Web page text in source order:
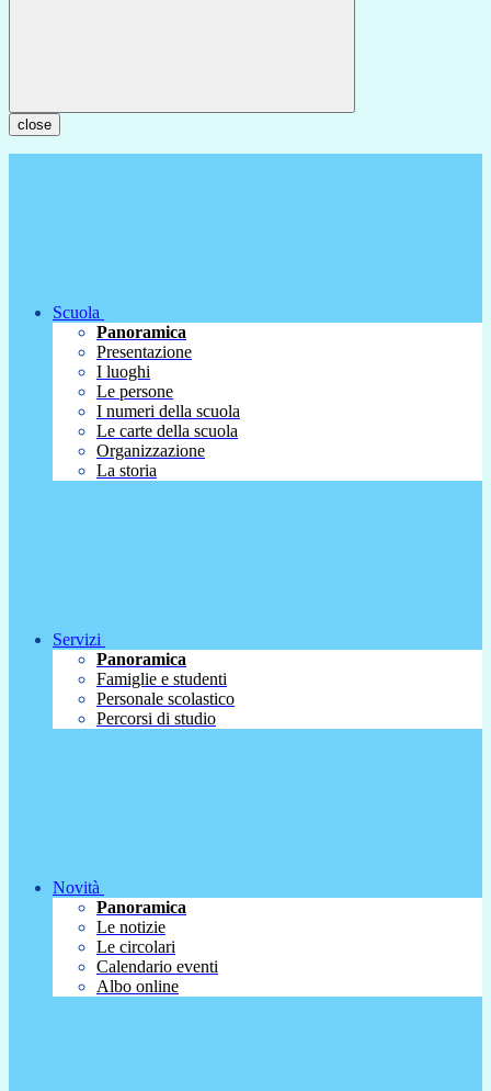
close
Scuola
Panoramica
Presentazione
I luoghi
Le persone
I numeri della scuola
Le carte della scuola
Organizzazione
La storia
Servizi
Panoramica
Famiglie e studenti
Personale scolastico
Percorsi di studio
Novità
Panoramica
Le notizie
Le circolari
Calendario eventi
Albo online